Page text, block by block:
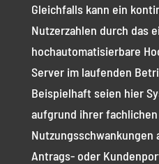
Gleichfalls kann ein
Nutzerzahlen durch das
hochautomatisierbare
Server im laufenden
Beispielhaft seien hier
aufgrund ihrer
Nutzungsschwankungen
Antrags- oder